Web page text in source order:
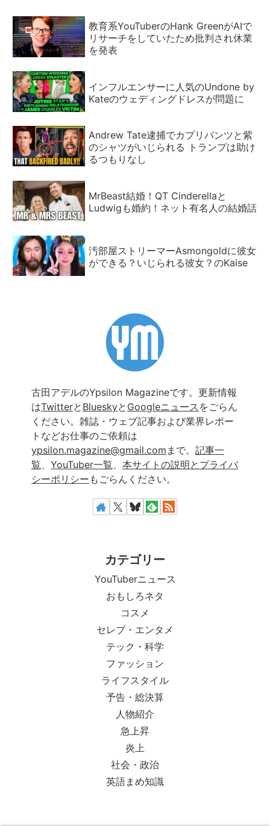
教育系YouTuberのHank GreenがAIで
リサーチをしていたため批判され休業
を発表
インフルエンサーに人気のUndone by
Kateのウェディングドレスが問題に
Andrew Tate逮捕でカプリパンツと紫
のシャツがいじられる トランプは助け
るつもりなし
MrBeast結婚！QT Cinderellaと
Ludwigも婚約！ネット有名人の結婚話
汚部屋ストリーマーAsmongoldに彼女
ができる？いじられる彼女？のKaise
古田アデルのYpsilon Magazineです。更新情報
はTwitterと Blueskyと Googleニュース をごらん
ください。雑誌・ウェブ記事および業界レポー
トなどお仕事のご依頼は
ypsilon.magazine@gmail.com まで。 記事一
覧
YouTuber一覧
本サイトの説明とプライバ
シーポリシー もごらんください。
カテゴリー
YouTuberニュース
おもしろネタ
コスメ
セレブ・エンタメ
テック・科学
ファッション
ライフスタイル
予告・総決算
人物紹介
急上昇
炎上
社会・政治
英語まめ知識